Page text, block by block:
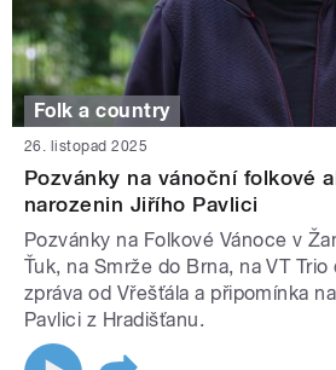
Folk a country
26. listopad 2025
Pozvánky na vánoční folkové
narozenin Jiřího Pavlici
Pozvánky na Folkové Vánoce v
Ťuk, na Smrže do Brna, na VT
zpráva od Vřešťála a připomínka
Pavlici z Hradišťanu.